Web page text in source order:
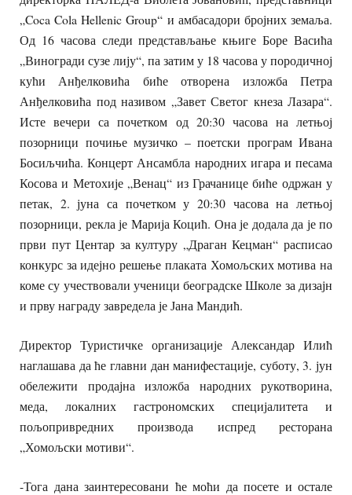
„Coca Cola Hellenic Group“ и амбасадори бројних земаља.
Од 16 часова следи представљање књиге Боре Васића
„Виногради сузе лију“, па затим у 18 часова у породичној
кући Анђелковића биће отворена изложба Петра
Анђелковића под називом „Завет Светог кнеза Лазара“.
Исте вечери са почетком од 20:30 часова на летњој
позорници почиње музичко – поетски програм Ивана
Босиљчића. Концерт Ансамбла народних игара и песама
Косова и Метохије „Венац“ из Грачанице биће одржан у
петак, 2. јуна са почетком у 20:30 часова на летњој
позорници, рекла је Марија Коцић. Она је додала да је по
први пут Центар за културу „Драган Кецман“ расписао
конкурс за идејно решење плаката Хомољских мотива на
коме су учествовали ученици београдске Школе за дизајн
и прву награду завредела је Јана Мандић.
Директор Туристичке организације Александар Илић
наглашава да ће главни дан манифестације, суботу, 3. јун
обележити продајна изложба народних рукотворина,
меда, локалних гастрономских специјалитета и
пољопривредних производа испред ресторана
„Хомољски мотиви“.
-Тога дана заинтересовани ће моћи да посете и остале